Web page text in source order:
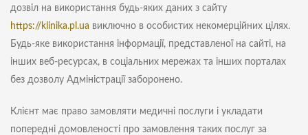
дозвіл на використання будь-яких даних з сайту
https://klinika.pl.ua виключно в особистих некомерційних цілях.
Будь-яке використання інформації, представленої на сайті, на
інших веб-ресурсах, в соціальних мережах та інших порталах
без дозволу Адміністрації заборонено.
Клієнт має право замовляти медичні послуги і укладати
попередні домовленості про замовлення таких послуг за